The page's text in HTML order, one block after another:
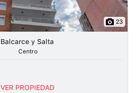
23
Balcarce y Salta
Centro
VER PROPIEDAD